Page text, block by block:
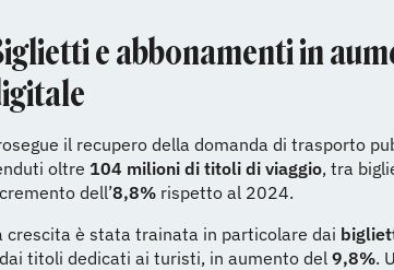
e abbonamenti in
il recupero della domanda di trasporto
oltre 104 milioni di titoli di viaggio, tra
dell’8,8% rispetto al 2024.
crescita è stata trainata in particolare dai
titoli dedicati ai turisti, in aumento del 9,8%.